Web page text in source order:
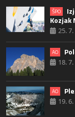
ŠPO
Kozjak
25.
AO
18.
AO
19.